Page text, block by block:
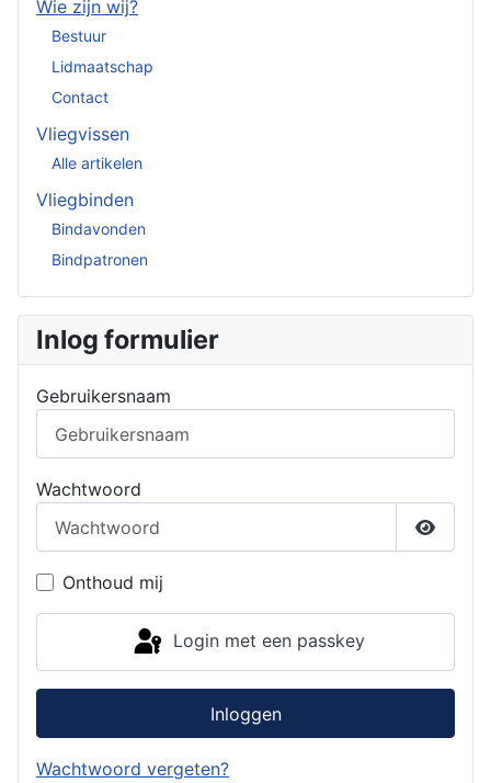
Wie zijn wij?
Bestuur
Lidmaatschap
Contact
Vliegvissen
Alle artikelen
Vliegbinden
Bindavonden
Bindpatronen
Inlog formulier
Gebruikersnaam
Wachtwoord
Toon
Onthoud mij
Login met een passkey
Inloggen
Wachtwoord vergeten?